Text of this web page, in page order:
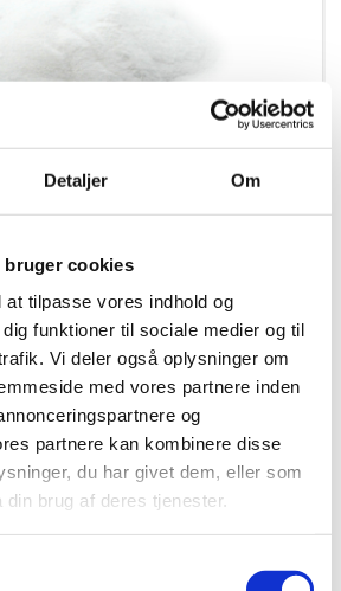
Detaljer Om
bruger cookies
tilpasse vores indhold og
funktioner til sociale medier og til
Vi deler også oplysninger om
med vores partnere inden
og
partnere kan kombinere disse
du har givet dem, eller som
brug af deres tjenester.
1,50 kg
Køb nu